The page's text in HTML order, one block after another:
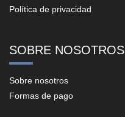
Política de privacidad
SOBRE NOSOTROS
Sobre nosotros
Formas de pago